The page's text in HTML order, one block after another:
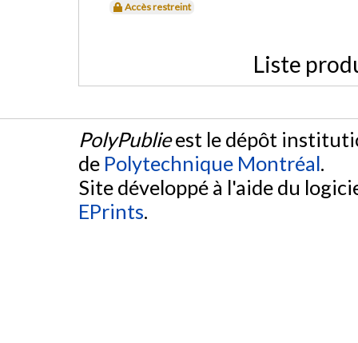
Accès restreint
Liste
PolyPublieest le dépôt
de Polytechnique Montréal.
Site développé à l'aide du
EPrints.